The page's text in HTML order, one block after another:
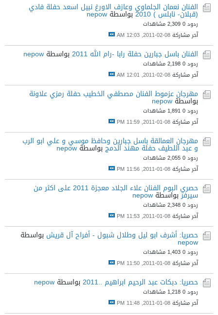
الفنان نعمان الجلماوي وعازف الاورغ نبيل اسعد حفلة فادي
(قبلان- نابلس ) 2010 بواسطة nepow
ردود 0
2,309 مشاهدات
آخر مشاركة08-02-2011, 12:03 AM
الفنان باسل جبارين حفلة رابا -رام الله 2011 بواسطة nepow
ردود 0
2,198 مشاهدات
آخر مشاركة08-02-2011, 12:01 AM
مهرجان عزموط الفنان مصطفي الخطيب حفلة رمزي علاونة
بواسطة nepow
ردود 0
1,891 مشاهدات
آخر مشاركة08-01-2011, 11:59 PM
مهرجان العمالقة باسل جبارين وحافظ موسي و علي ابو الرب
و عبد اللطيف حفلة مهند الدمج بواسطة nepow
ردود 0
2,055 مشاهدات
آخر مشاركة08-01-2011, 11:56 PM
حصري البوم الفنان علاء الجلاد معجزة 2011 على اكثر من
سيرفر بواسطة nepow
ردود 0
2,348 مشاهدات
آخر مشاركة08-01-2011, 11:53 PM
حصريا: أشرف ابو ليل وطلال شبول - أفراح آل قريش بواسطة
nepow
ردود 0
1,403 مشاهدات
آخر مشاركة08-01-2011, 11:50 PM
حصريا: دبكات عبد الرحيم ابراهيم ..2011 بواسطة nepow
ردود 0
1,218 مشاهدات
آخر مشاركة08-01-2011, 11:48 PM